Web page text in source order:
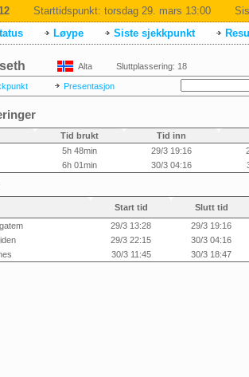
Starttidspunkt: torsdag 29. mars 13:00
Løype Siste sjekkpunkt
Alta Sluttplassering: 18
Presentasjon
Tid brukt
Tid inn
5h 48min 29/3 19:16
6h 01min 30/3 04:16
Start tid
Slutt tid
29/3 13:28
29/3 19:16
29/3 22:15
30/3 04:16
30/3 11:45 30/3 18:47